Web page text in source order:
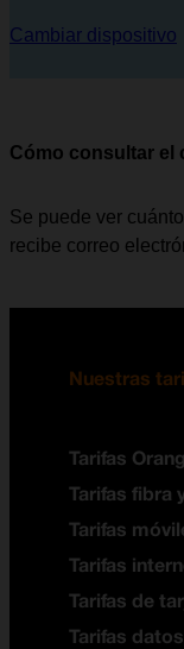
Cambiar dispositivo
Cómo consultar el
Se puede ver
recibe correo
Nuestras
Tarifas
Tarifas fibra
Tarifas
Tarifas
Tarifas de
Tarifas